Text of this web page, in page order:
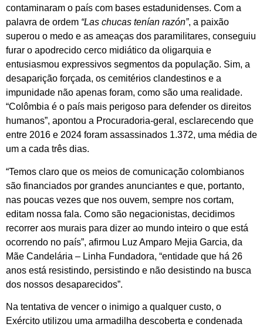
contaminaram o país com bases estadunidenses. Com a
palavra de ordem “Las chucas tenían razón”, a paixão
superou o medo e as ameaças dos paramilitares, conseguiu
furar o apodrecido cerco midiático da oligarquia e
entusiasmou expressivos segmentos da população. Sim, a
desaparição forçada, os cemitérios clandestinos e a
impunidade não apenas foram, como são uma realidade.
“Colômbia é o país mais perigoso para defender os direitos
humanos”, apontou a Procuradoria-geral, esclarecendo que
entre 2016 e 2024 foram assassinados 1.372, uma média de
um a cada três dias.
“Temos claro que os meios de comunicação colombianos
são financiados por grandes anunciantes e que, portanto,
nas poucas vezes que nos ouvem, sempre nos cortam,
editam nossa fala. Como são negacionistas, decidimos
recorrer aos murais para dizer ao mundo inteiro o que está
ocorrendo no país”, afirmou Luz Amparo Mejia Garcia, da
Mãe Candelária – Linha Fundadora, “entidade que há 26
anos está resistindo, persistindo e não desistindo na busca
dos nossos desaparecidos”.
Na tentativa de vencer o inimigo a qualquer custo, o
Exército utilizou uma armadilha descoberta e condenada